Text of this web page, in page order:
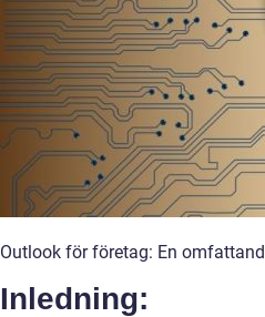
Outlook för företag: En
Inledning: